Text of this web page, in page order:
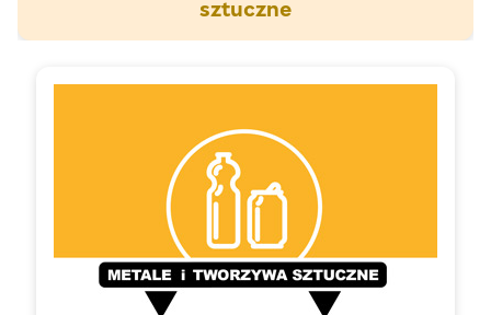
sztuczne